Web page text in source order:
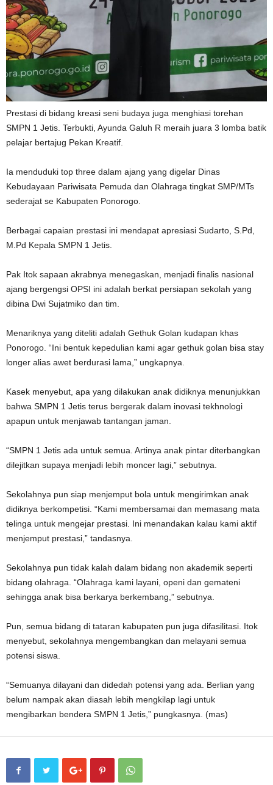
Prestasi di bidang kreasi seni budaya juga menghiasi torehan
SMPN 1 Jetis. Terbukti, Ayunda Galuh R meraih juara 3 lomba batik
pelajar bertajug Pekan Kreatif.
Ia menduduki top three dalam ajang yang digelar Dinas
Kebudayaan Pariwisata Pemuda dan Olahraga tingkat SMP/MTs
sederajat se Kabupaten Ponorogo.
Berbagai capaian prestasi ini mendapat apresiasi Sudarto, S.Pd,
M.Pd Kepala SMPN 1 Jetis.
Pak Itok sapaan akrabnya menegaskan, menjadi finalis nasional
ajang bergengsi OPSI ini adalah berkat persiapan sekolah yang
dibina Dwi Sujatmiko dan tim.
Menariknya yang diteliti adalah Gethuk Golan kudapan khas
Ponorogo. “Ini bentuk kepedulian kami agar gethuk golan bisa stay
longer alias awet berdurasi lama,” ungkapnya.
Kasek menyebut, apa yang dilakukan anak didiknya menunjukkan
bahwa SMPN 1 Jetis terus bergerak dalam inovasi tekhnologi
apapun untuk menjawab tantangan jaman.
“SMPN 1 Jetis ada untuk semua. Artinya anak pintar diterbangkan
dilejitkan supaya menjadi lebih moncer lagi,” sebutnya.
Sekolahnya pun siap menjemput bola untuk mengirimkan anak
didiknya berkompetisi. “Kami membersamai dan memasang mata
telinga untuk mengejar prestasi. Ini menandakan kalau kami aktif
menjemput prestasi,” tandasnya.
Sekolahnya pun tidak kalah dalam bidang non akademik seperti
bidang olahraga. “Olahraga kami layani, openi dan gemateni
sehingga anak bisa berkarya berkembang,” sebutnya.
Pun, semua bidang di tataran kabupaten pun juga difasilitasi. Itok
menyebut, sekolahnya mengembangkan dan melayani semua
potensi siswa.
“Semuanya dilayani dan didedah potensi yang ada. Berlian yang
belum nampak akan diasah lebih mengkilap lagi untuk
mengibarkan bendera SMPN 1 Jetis,” pungkasnya. (mas)